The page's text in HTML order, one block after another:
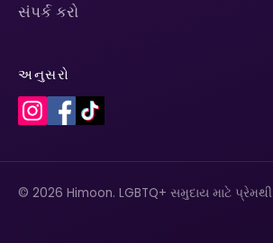
સંપર્ક કરો
અનુસરો
© 2026 Himoon. LGBTQ+ સમુદાય માટે